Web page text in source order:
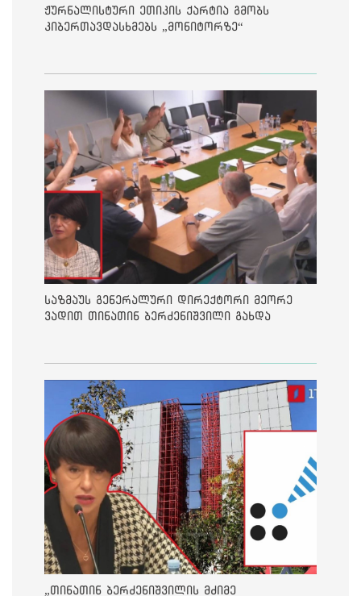
ჟურნალისტური ეთიკის ქარტია გმობს
კიბერთავდასხმებს „მონიტორზე“
საზმაუს გენერალური დირექტორი მეორე
ვადით თინათინ ბერძენიშვილი გახდა
„თინათინ ბერძენიშვილის მძიმე